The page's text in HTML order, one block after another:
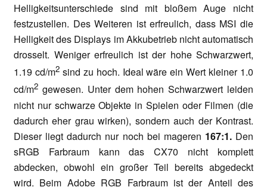
Helligkeitsunterschiede sind mit bloßem Auge nicht
festzustellen. Des Weiteren ist erfreulich, dass MSI die
Helligkeit des Displays im Akkubetrieb nicht automatisch
drosselt. Weniger erfreulich ist der hohe Schwarzwert,
1.19 cd/m2sind zu hoch. Ideal wäre ein Wert kleiner 1.0
cd/m2 gewesen. Unter dem hohen Schwarzwert leiden
nicht nur schwarze Objekte in Spielen oder Filmen (die
dadurch eher grau wirken), sondern auch der Kontrast.
Dieser liegt dadurch nur noch bei mageren 167:1.Den
sRGB Farbraum kann das CX70 nicht komplett
abdecken, obwohl ein großer Teil bereits abgedeckt
wird. Beim Adobe RGB Farbraum ist der Anteil des